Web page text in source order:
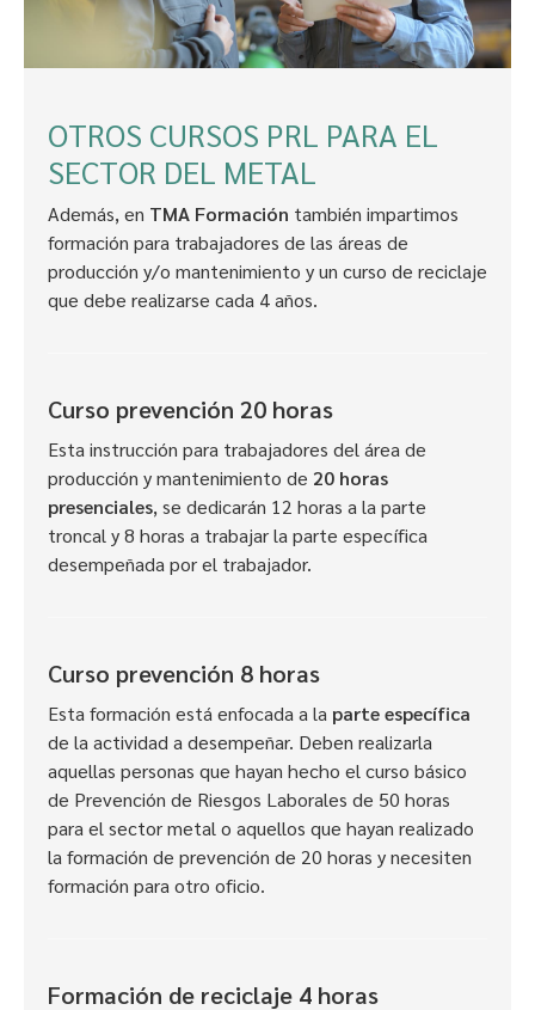
OTROS CURSOS PRL PARA EL
SECTOR DEL METAL
Además, en TMA Formación también impartimos
formación para trabajadores de las áreas de
producción y/o mantenimiento y un curso de reciclaje
que debe realizarse cada 4 años.
Curso prevención 20 horas
Esta instrucción para trabajadores del área de
producción y mantenimiento de 20 horas
presenciales, se dedicarán 12 horas a la parte
troncal y 8 horas a trabajar la parte específica
desempeñada por el trabajador.
Curso prevención 8 horas
Esta formación está enfocada a la parte específica
de la actividad a desempeñar. Deben realizarla
aquellas personas que hayan hecho el curso básico
de Prevención de Riesgos Laborales de 50 horas
para el sector metal o aquellos que hayan realizado
la formación de prevención de 20 horas y necesiten
formación para otro oficio.
Formación de reciclaje 4 horas